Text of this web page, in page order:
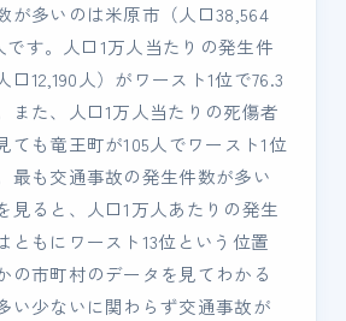
が多いのは米原市（人口38,564
です。人口1万人当たりの発生件
12,190人）がワースト1位で76.3
また、人口1万人当たりの死傷者
ても竜王町が105人でワースト1位
最も交通事故の発生件数が多い
見ると、人口1万人あたりの発生
ともにワースト13位という位置
の市町村のデータを見てわかる
い少ないに関わらず交通事故が